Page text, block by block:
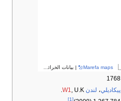
Marefa maps | بيانات الخرائط ©
1768
پيكاديلي، لندن W1, U.K.
[1]